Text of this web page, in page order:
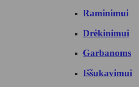
Raminimui
Drėkinimui
Garbanoms
Iššukavimui